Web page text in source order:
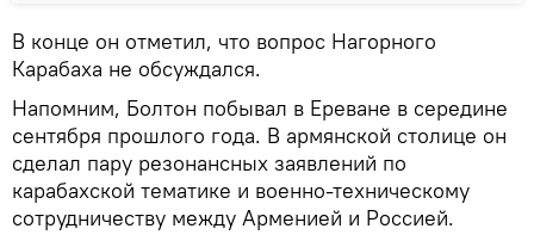
В конце он отметил, что вопрос Нагорного
Карабаха не обсуждался.
Напомним, Болтон побывал в Ереване в середине
сентября прошлого года. В армянской столице он
сделал пару резонансных заявлений по
карабахской тематике и военно-техническому
сотрудничеству между Арменией и Россией.